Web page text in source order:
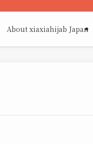
About xiaxiahijab Japan